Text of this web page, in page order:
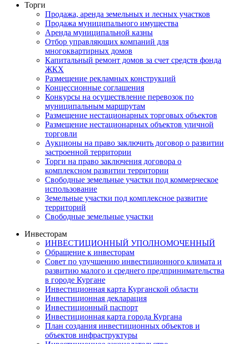
Торги
Продажа, аренда земельных и лесных участков
Продажа муниципального имущества
Аренда муниципальной казны
Отбор управляющих компаний для
многоквартирных домов
Капитальный ремонт домов за счет средств фонда
ЖКХ
Размещение рекламных конструкций
Концессионные соглашения
Конкурсы на осуществление перевозок по
муниципальным маршрутам
Размещение нестационарных торговых объектов
Размещение нестационарных объектов уличной
торговли
Аукционы на право заключить договор о развитии
застроенной территории
Торги на право заключения договора о
комплексном развитии территории
Свободные земельные участки под коммерческое
использование
Земельные участки под комплексное развитие
территорий
Свободные земельные участки
Инвесторам
ИНВЕСТИЦИОННЫЙ УПОЛНОМОЧЕННЫЙ
Обращение к инвесторам
Совет по улучшению инвестиционного климата и
развитию малого и среднего предпринимательства
в городе Кургане
Инвестиционная карта Курганской области
Инвестиционная декларация
Инвестиционный паспорт
Инвестиционная карта города Кургана
План создания инвестиционных объектов и
объектов инфраструктуры